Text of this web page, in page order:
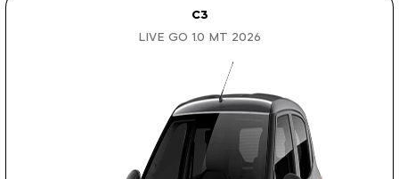
C3
LIVE GO 1.0 MT 2026